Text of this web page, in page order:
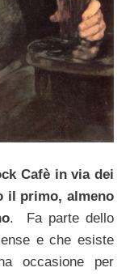
Cafè in via dei
il primo, almeno
. Fa parte dello
e che esiste
occasione per